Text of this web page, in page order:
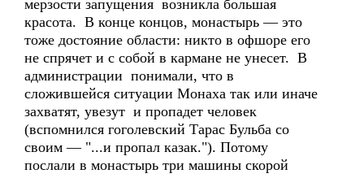
мерзости запущения возникла большая
красота. В конце концов, монастырь — это
тоже достояние области: никто в офшоре его
не спрячет и с собой в кармане не унесет. В
администрации понимали, что в
сложившейся ситуации Монаха так или иначе
захватят, увезут и пропадет человек
(вспомнился гоголевский Тарас Бульба со
своим — "...и пропал казак."). Потому
послали в монастырь три машины скорой